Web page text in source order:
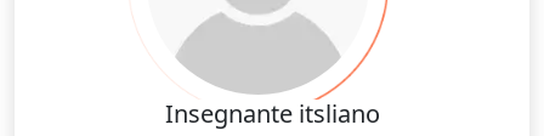
Insegnante itsliano